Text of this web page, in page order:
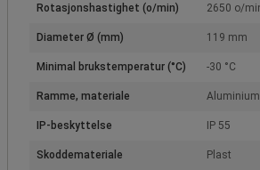
Rotasjonshastighet (o/min) 2650 o/
Diameter Ø (mm) 119 mm
Minimal brukstemperatur (°C) -30 °C
Ramme, materiale Aluminium
IP-beskyttelse IP 55
Skoddemateriale Plast